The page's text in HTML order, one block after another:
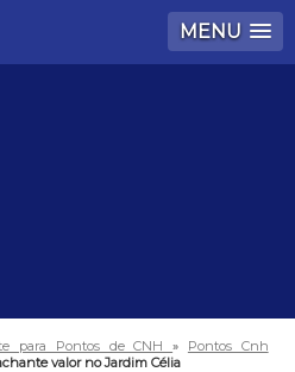
MENU
para Pontos de CNH» Pontos Cnh
valor no Jardim Célia